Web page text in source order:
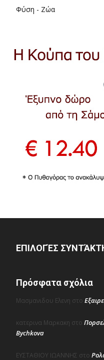
Φύση - Ζώα
ΕΠΙΛΟΓΈΣ
Πρόσφατα σχόλια
Μασμανιδου Ελενη στο
κατερινα Μαρκακη στο
Bychkova
ΕΥΣΤΑΘΙΟΥ ΙΩΑΝΝΗΣ στο